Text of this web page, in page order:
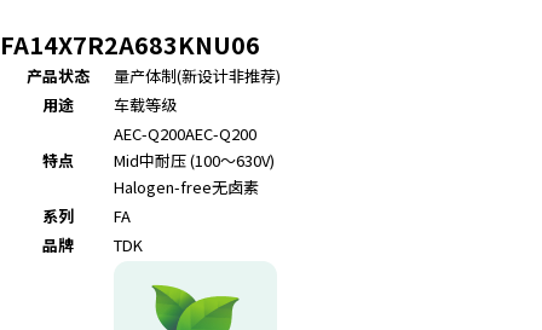
FA14X7R2A683KNU06
产品状态
量产体制(新设计非推荐)
用途
车载等级
特点
AEC-Q200AEC-Q200
Mid中耐压 (100～630V)
Halogen-free无卤素
系列
FA
品牌
TDK